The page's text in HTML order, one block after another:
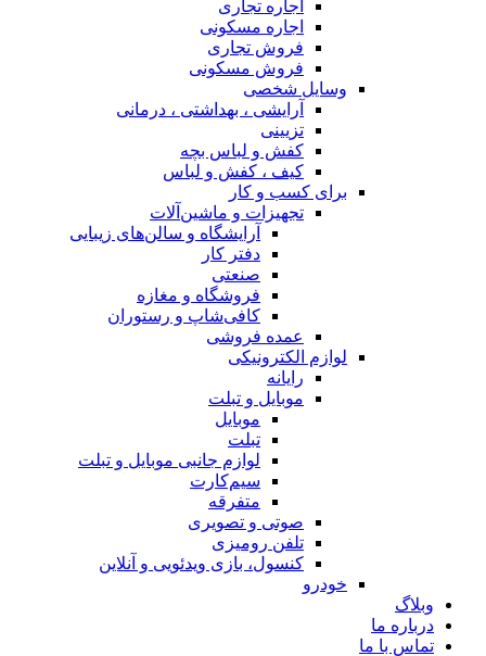
اجاره تجاری
اجاره مسکونی
فروش تجاری
فروش مسکونی
وسایل شخصی
آرایشی ، بهداشتی ، درمانی
تزیینی
کفش و لباس بچه
کیف ، کفش و لباس
برای کسب و کار
تجهیزات و ماشین‌آلات
آرایشگاه و سالن‌های زیبایی
دفتر کار
صنعتی
فروشگاه و مغازه
کافی‌شاپ و رستوران
عمده فروشی
لوازم الکترونیکی
رایانه
موبایل و تبلت
موبایل
تبلت
لوازم جانبی موبایل و تبلت
سیم‌کارت
متفرقه
صوتی و تصویری
تلفن رومیزی
کنسول، بازی‌ ویدئویی و آنلاین
خودرو
وبلاگ
درباره ما
تماس با ما